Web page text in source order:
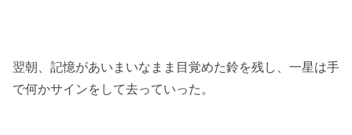
翌朝、記憶があいまいなまま目覚めた鈴を残し、一星は手
で何かサインをして去っていった。